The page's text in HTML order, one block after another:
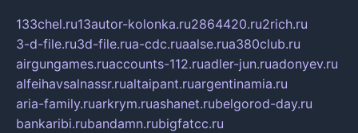
133chel.ru13autor-kolonka.ru2864420.ru2rich.ru
3-d-file.ru3d-file.rua-cdc.ruaalse.rua380club.ru
airgungames.ruaccounts-112.ruadler-jun.ruadonyev.ru
alfeihavsalnassr.rualtaipant.ruargentinamia.ru
aria-family.ruarkrym.ruashanet.rubelgorod-day.ru
bankaribi.rubandamn.rubigfatcc.ru